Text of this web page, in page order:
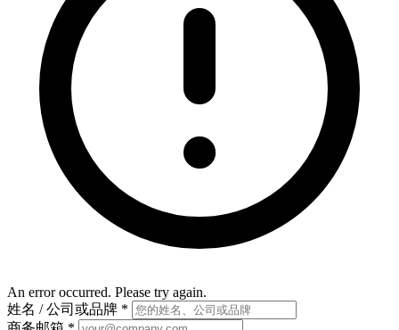
An error occurred. Please try again.
姓名 / 公司或品牌 *